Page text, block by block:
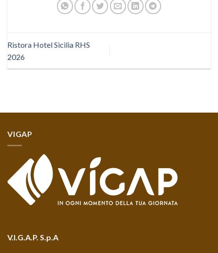
Ristora Hotel Sicilia RHS
2026
VIGAP
V.I.G.A.P. S.p.A